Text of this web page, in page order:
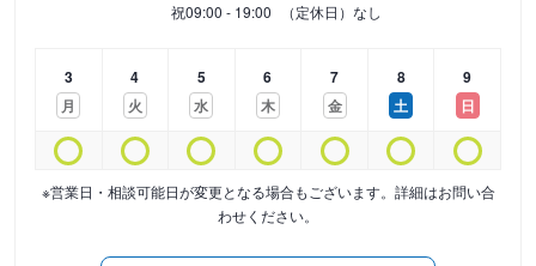
祝09:00 - 19:00 （定休日）なし
3
月
4
火
5
水
6
木
7
金
8
土
9
日
※営業日・相談可能日が変更となる場合もございます。詳細はお問い合
わせください。